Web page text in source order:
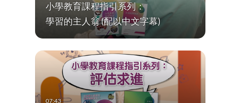
小學教育課程指引系列：
學習的主人翁 (配以中文字幕)